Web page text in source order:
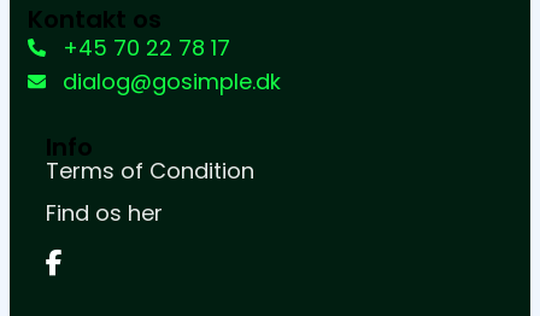
Kontakt os
+45 70 22 78 17
dialog@gosimple.dk
Info
Terms of Condition
Find os her